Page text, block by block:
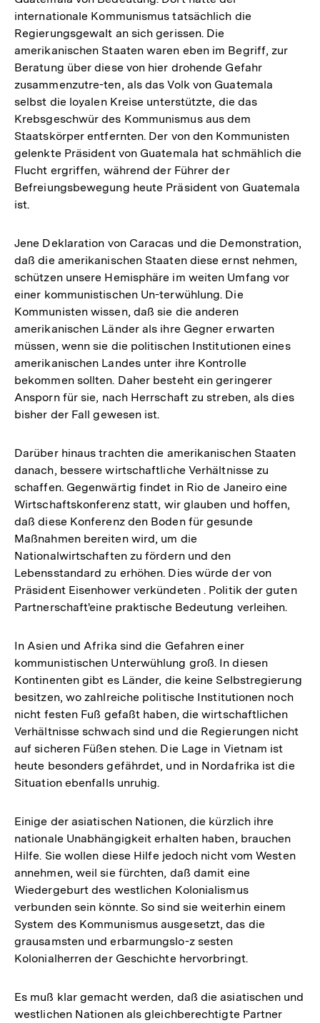
internationale Kommunismus tatsächlich die
Regierungsgewalt an sich gerissen. Die
amerikanischen Staaten waren eben im Begriff, zur
Beratung über diese von hier drohende Gefahr
zusammenzutre-ten, als das Volk von Guatemala
selbst die loyalen Kreise unterstützte, die das
Krebsgeschwür des Kommunismus aus dem
Staatskörper entfernten. Der von den Kommunisten
gelenkte Präsident von Guatemala hat schmählich die
Flucht ergriffen, während der Führer der
Befreiungsbewegung heute Präsident von Guatemala
ist.
Jene Deklaration von Caracas und die Demonstration,
daß die amerikanischen Staaten diese ernst nehmen,
schützen unsere Hemisphäre im weiten Umfang vor
einer kommunistischen Un-terwühlung. Die
Kommunisten wissen, daß sie die anderen
amerikanischen Länder als ihre Gegner erwarten
müssen, wenn sie die politischen Institutionen eines
amerikanischen Landes unter ihre Kontrolle
bekommen sollten. Daher besteht ein geringerer
Ansporn für sie, nach Herrschaft zu streben, als dies
bisher der Fall gewesen ist.
Darüber hinaus trachten die amerikanischen Staaten
danach, bessere wirtschaftliche Verhältnisse zu
schaffen. Gegenwärtig findet in Rio de Janeiro eine
Wirtschaftskonferenz statt, wir glauben und hoffen,
daß diese Konferenz den Boden für gesunde
Maßnahmen bereiten wird, um die
Nationalwirtschaften zu fördern und den
Lebensstandard zu erhöhen. Dies würde der von
Präsident Eisenhower verkündeten . Politik der guten
Partnerschaft'eine praktische Bedeutung verleihen.
In Asien und Afrika sind die Gefahren einer
kommunistischen Unterwühlung groß. In diesen
Kontinenten gibt es Länder, die keine Selbstregierung
besitzen, wo zahlreiche politische Institutionen noch
nicht festen Fuß gefaßt haben, die wirtschaftlichen
Verhältnisse schwach sind und die Regierungen nicht
auf sicheren Füßen stehen. Die Lage in Vietnam ist
heute besonders gefährdet, und in Nordafrika ist die
Situation ebenfalls unruhig.
Einige der asiatischen Nationen, die kürzlich ihre
nationale Unabhängigkeit erhalten haben, brauchen
Hilfe. Sie wollen diese Hilfe jedoch nicht vom Westen
annehmen, weil sie fürchten, daß damit eine
Wiedergeburt des westlichen Kolonialismus
verbunden sein könnte. So sind sie weiterhin einem
System des Kommunismus ausgesetzt, das die
grausamsten und erbarmungslo-z sesten
Kolonialherren der Geschichte hervorbringt.
Es muß klar gemacht werden, daß die asiatischen und
westlichen Nationen als gleichberechtigte Partner